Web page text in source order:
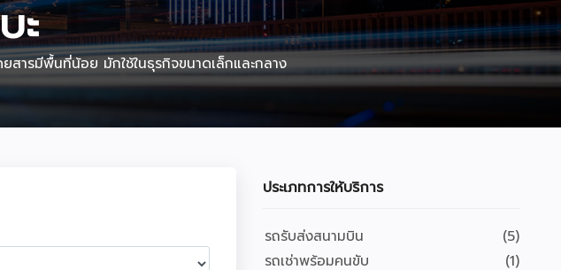
ะ
สารมีพื้นที่น้อย มักใช้ในธุรกิจขนาดเล็กและกลาง
ประเภทการให้บริการ
รถรับส่งสนามบิน
(5)
รถเช่าพร้อมคนขับ
(1)